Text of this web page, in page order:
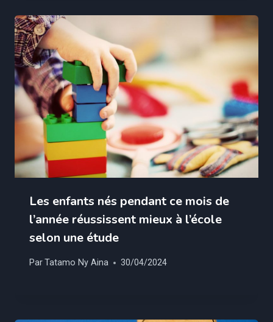
Les enfants nés pendant ce mois de
l’année réussissent mieux à l’école
selon une étude
ParTatamo Ny Aina 30/04/2024